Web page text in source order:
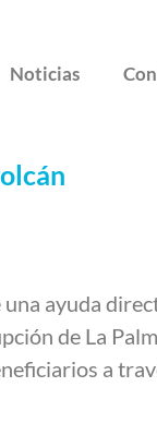
Noticias
ayuda
de La
a